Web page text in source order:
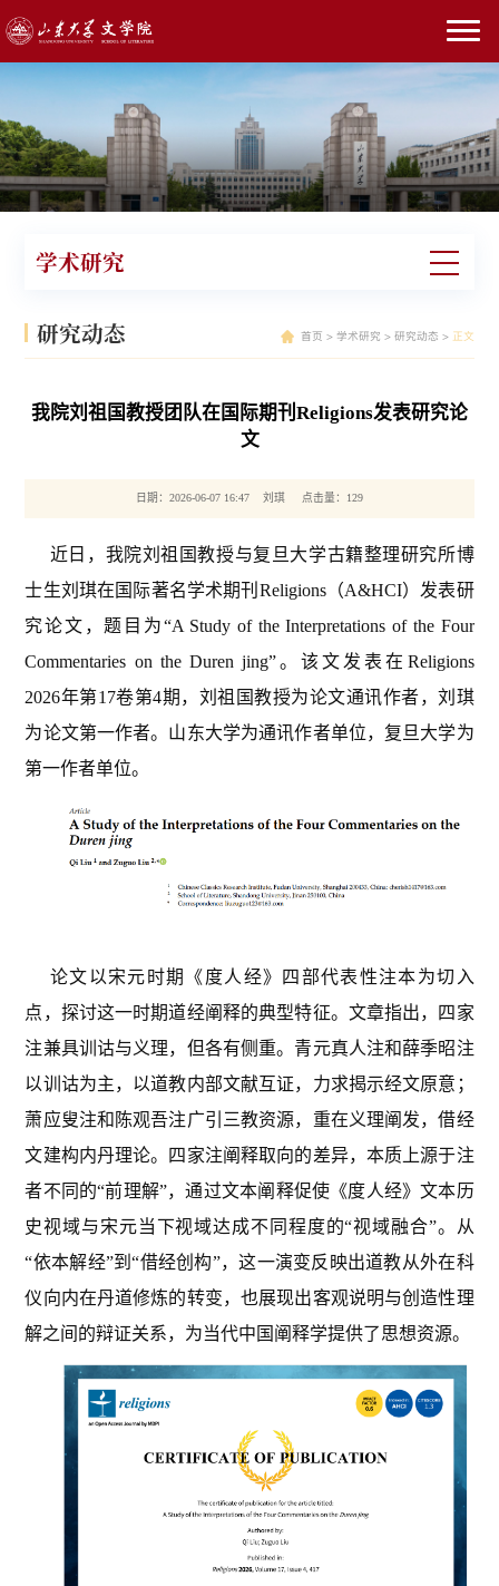
学术研究
研究动态 首页 > 学术研究 > 研究动态 > 正文
我院刘祖国教授团队在国际期刊Religions发表研究论
文
日期：2026-06-07 16:47 刘琪 点击量： 129
近日，我院刘祖国教授与复旦大学古籍整理研究所博
士生刘琪在国际著名学术期刊Religions（A&HCI）发表研
究论文，题目为“A Study of the Interpretations of the Four
Commentaries on the Duren jing”。该文发表在Religions
2026年第17卷第4期，刘祖国教授为论文通讯作者，刘琪
为论文第一作者。山东大学为通讯作者单位，复旦大学为
第一作者单位。
论文以宋元时期《度人经》四部代表性注本为切入
点，探讨这一时期道经阐释的典型特征。文章指出，四家
注兼具训诂与义理，但各有侧重。青元真人注和薛季昭注
以训诂为主，以道教内部文献互证，力求揭示经文原意；
萧应叟注和陈观吾注广引三教资源，重在义理阐发，借经
文建构内丹理论。四家注阐释取向的差异，本质上源于注
者不同的“前理解”，通过文本阐释促使《度人经》文本历
史视域与宋元当下视域达成不同程度的“视域融合”。从
“依本解经”到“借经创构”，这一演变反映出道教从外在科
仪向内在丹道修炼的转变，也展现出客观说明与创造性理
解之间的辩证关系，为当代中国阐释学提供了思想资源。